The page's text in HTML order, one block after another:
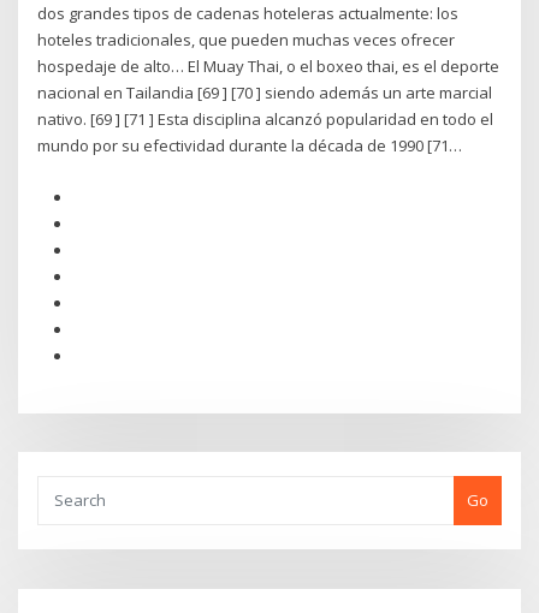
dos grandes tipos de cadenas hoteleras actualmente: los
hoteles tradicionales, que pueden muchas veces ofrecer
hospedaje de alto… El Muay Thai, o el boxeo thai, es el deporte
nacional en Tailandia [69 ] [70 ] siendo además un arte marcial
nativo. [69 ] [71 ] Esta disciplina alcanzó popularidad en todo el
mundo por su efectividad durante la década de 1990 [71…
Go